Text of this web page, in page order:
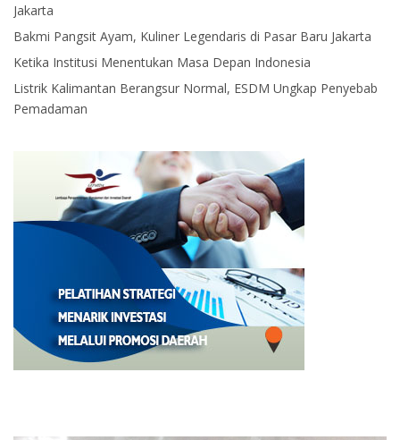
Jakarta
Bakmi Pangsit Ayam, Kuliner Legendaris di Pasar Baru Jakarta
Ketika Institusi Menentukan Masa Depan Indonesia
Listrik Kalimantan Berangsur Normal, ESDM Ungkap Penyebab
Pemadaman